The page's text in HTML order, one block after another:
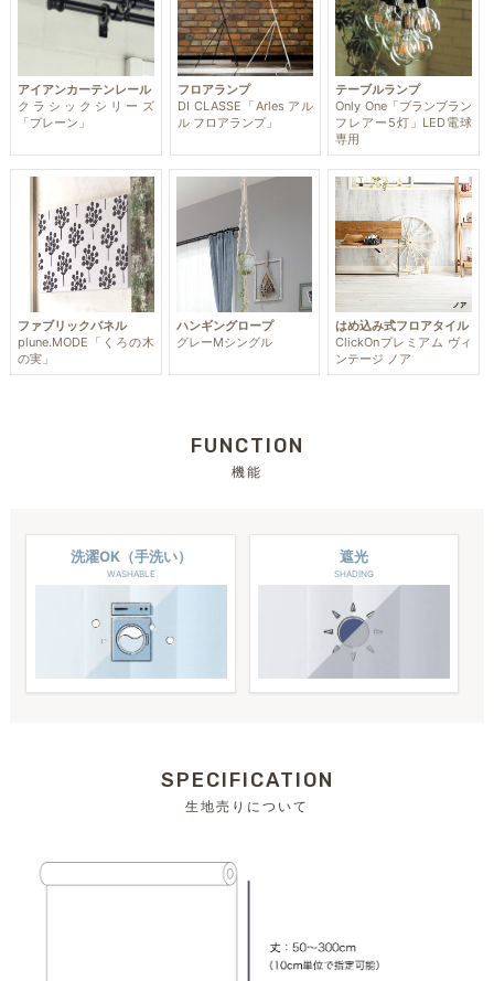
アイアンカーテンレール
クラシックシリーズ
「プレーン」
フロアランプ
DI CLASSE「Arles アル
ル フロアランプ」
テーブルランプ
Only One「ブランブラン
フレアー5灯」LED電球
専用
ファブリックパネル
plune.MODE「くろの木
の実」
ハンギングロープ
グレーMシングル
はめ込み式フロアタイル
ClickOnプレミアム ヴィ
ンテージ ノア
FUNCTION
機能
洗濯OK（手洗い）
WASHABLE
遮光
SHADING
SPECIFICATION
生地売りについて